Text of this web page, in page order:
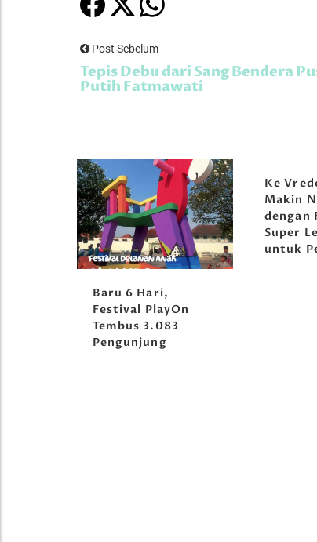
Post Sebelum
Tepis Debu dari Sang Bendera
Putih Fatmawati
Baru 6 Hari,
Festival PlayOn
Tembus 3.083
Pengunjung
Ke
Makin
dengan
Super
untuk